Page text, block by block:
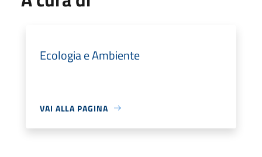
Ecologia e Ambiente
VAI ALLA PAGINA